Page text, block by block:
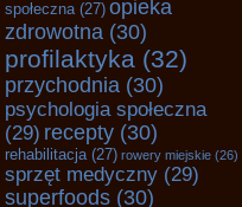
społeczna(27) opieka
zdrowotna (30)
profilaktyka (32)
przychodnia (30)
psychologia społeczna
(29) recepty (30)
rehabilitacja(27) rowery miejskie (26)
sprzęt medyczny (29)
superfoods (30)